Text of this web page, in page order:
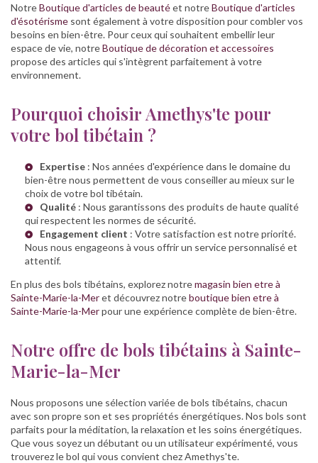
NotreBoutique d'articles de beautéet notreBoutique d'articles
d'ésotérisme sont également à votre disposition pour combler vos
besoins en bien-être. Pour ceux qui souhaitent embellir leur
espace de vie, notreBoutique de décoration et accessoires
propose des articles qui s'intègrent parfaitement à votre
environnement.
Pourquoi choisir Amethys'te pour
votre bol tibétain ?
Expertise : Nos années d'expérience dans le domaine du
bien-être nous permettent de vous conseiller au mieux sur le
choix de votre bol tibétain.
Qualité : Nous garantissons des produits de haute qualité
qui respectent les normes de sécurité.
Engagement client : Votre satisfaction est notre priorité.
Nous nous engageons à vous offrir un service personnalisé et
attentif.
En plus des bols tibétains, explorez notremagasin bien etre à
Sainte-Marie-la-Meret découvrez notreboutique bien etre à
Sainte-Marie-la-Merpour une expérience complète de bien-être.
Notre offre de bols tibétains à Sainte-
Marie-la-Mer
Nous proposons une sélection variée de bols tibétains, chacun
avec son propre son et ses propriétés énergétiques. Nos bols sont
parfaits pour la méditation, la relaxation et les soins énergétiques.
Que vous soyez un débutant ou un utilisateur expérimenté, vous
trouverez le bol qui vous convient chez Amethys'te.